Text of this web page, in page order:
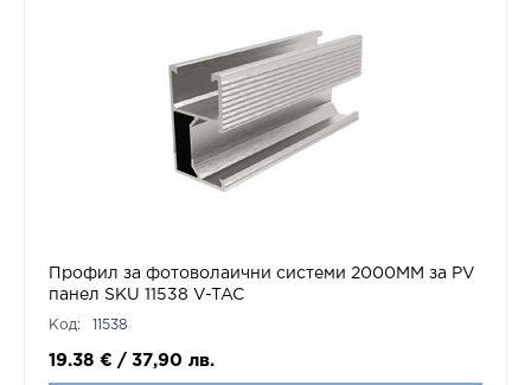
Профил за фотоволаични системи 2000MM за PV
панел SKU 11538 V-TAC
Код: 11538
19.38 € / 37,90 лв.